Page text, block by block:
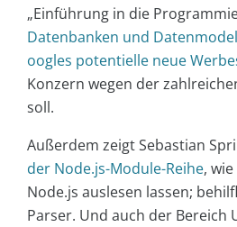
„Einführung in die
Datenbanken und
oogles potentielle neue
Konzern wegen der
soll.
Außerdem zeigt Sebastian
der Node.js-Module-Reihe,
Node.js auslesen lassen;
Parser. Und auch der Bereich